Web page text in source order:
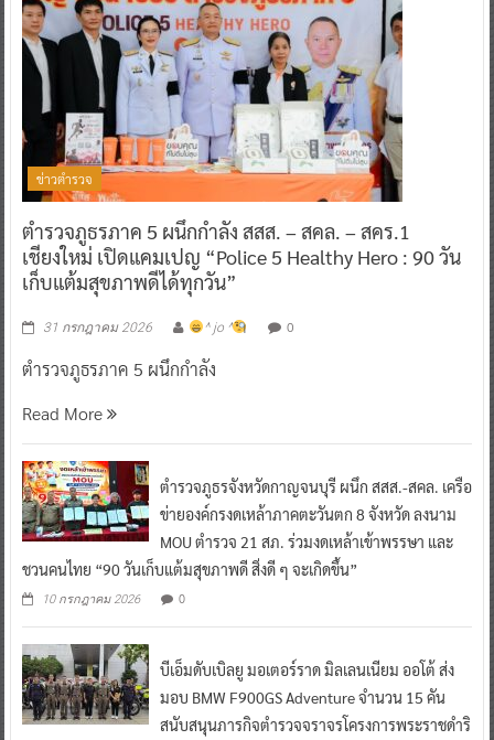
ข่าวตำรวจ
ตำรวจภูธรภาค 5 ผนึกกำลัง สสส. – สคล. – สคร.1
เชียงใหม่ เปิดแคมเปญ “Police 5 Healthy Hero : 90 วัน
เก็บแต้มสุขภาพดีได้ทุกวัน”
31 กรกฎาคม 2026 ^ jo ^ 0
ตำรวจภูธรภาค 5 ผนึกกำลัง
Read More
ตำรวจภูธรจังหวัดกาญจนบุรี ผนึก สสส.-สคล. เครือ
ข่ายองค์กรงดเหล้าภาคตะวันตก 8 จังหวัด ลงนาม
MOU ตำรวจ 21 สภ. ร่วมงดเหล้าเข้าพรรษา และ
ชวนคนไทย “90 วันเก็บแต้มสุขภาพดี สิ่งดี ๆ จะเกิดขึ้น”
10 กรกฎาคม 2026 0
บีเอ็มดับเบิลยู มอเตอร์ราด มิลเลนเนียม ออโต้ ส่ง
มอบ BMW F900GS Adventure จำนวน 15 คัน
สนับสนุนภารกิจตำรวจจราจรโครงการพระราชดำริ